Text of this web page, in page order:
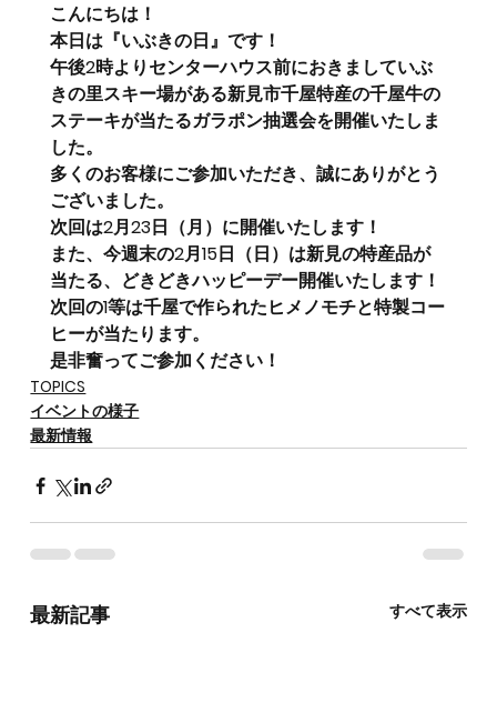
こんにちは！
本日は『いぶきの日』です！
午後2時よりセンターハウス前におきましていぶ
きの里スキー場がある新見市千屋特産の千屋牛の
ステーキが当たるガラポン抽選会を開催いたしま
した。
多くのお客様にご参加いただき、誠にありがとう
ございました。
次回は2月23日（月）に開催いたします！
また、今週末の2月15日（日）は新見の特産品が
当たる、どきどきハッピーデー開催いたします！
次回の1等は千屋で作られたヒメノモチと特製コー
ヒーが当たります。
是非奮ってご参加ください！
TOPICS
イベントの様子
最新情報
最新記事 すべて表示